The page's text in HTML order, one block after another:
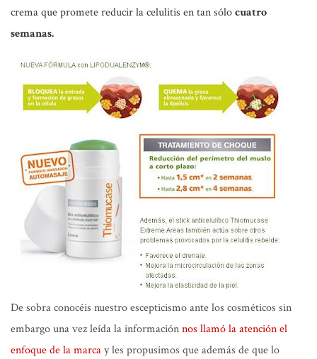
crema que promete reducir la celulitis en tan sólocuatro
semanas.
De sobra conocéis nuestro escepticismo ante los cosméticos sin
embargo una vez leída la informaciónnos llamó la atención el
enfoque de la marcay les propusimos que además de que lo